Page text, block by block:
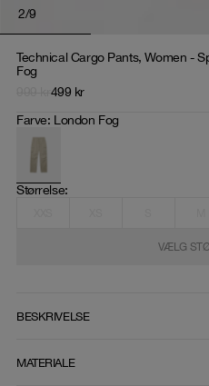
2/9
Technical Cargo Pants, Women -
Fog
499 kr
Farve: London Fog
Størrelse:
VÆLG
BESKRIVELSE
MATERIALE